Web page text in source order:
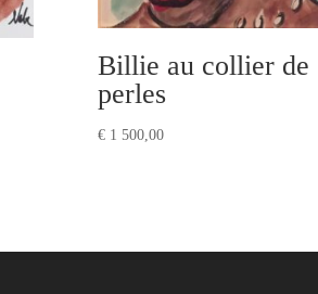
Billie au collier de
perles
€1 500,00